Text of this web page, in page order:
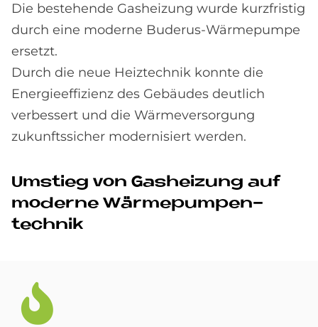
Die bestehende Gasheizung wurde kurzfristig
durch eine moderne Buderus-Wärmepumpe
ersetzt.
Durch die neue Heiztechnik konnte die
Energieeffizienz des Gebäudes deutlich
verbessert und die Wärmeversorgung
zukunftssicher modernisiert werden.
Um­stieg von Gas­hei­zung auf
mo­der­ne Wär­me­pum­pen­
tech­nik